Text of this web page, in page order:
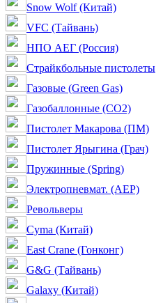
Snow Wolf (Китай)
VFC (Тайвань)
НПО АЕГ (Россия)
Страйкбольные пистолеты
Газовые (Green Gas)
Газобаллонные (CO2)
Пистолет Макарова (ПМ)
Пистолет Ярыгина (Грач)
Пружинные (Spring)
Электропневмат. (AEP)
Револьверы
Cyma (Китай)
East Crane (Гонконг)
G&G (Тайвань)
Galaxy (Китай)